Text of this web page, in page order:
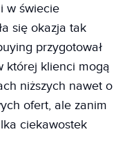
w świecie
się okazja tak
przygotował
której klienci mogą
niższych nawet o
ofert, ale zanim
ciekawostek